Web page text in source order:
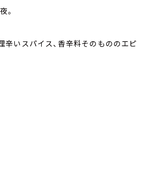
。
辛いスパイス、香辛料そのもののエピ